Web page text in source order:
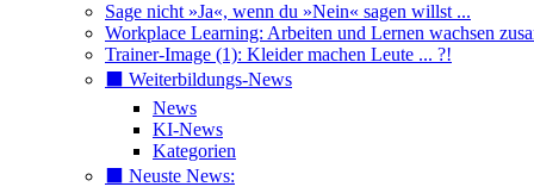
Sage nicht »Ja«, wenn du »Nein« sagen willst ...
Workplace Learning: Arbeiten und Lernen wachsen
Trainer-Image (1): Kleider machen Leute ... ?!
⬛️ Weiterbildungs-News
News
KI-News
Kategorien
⬛️ Neuste News: